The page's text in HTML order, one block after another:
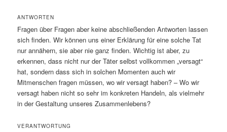
ANTWORTEN
Fragen über Fragen aber keine abschließenden Antworten lassen
sich finden. Wir können uns einer Erklärung für eine solche Tat
nur annähern, sie aber nie ganz finden. Wichtig ist aber, zu
erkennen, dass nicht nur der Täter selbst vollkommen „versagt“
hat, sondern dass sich in solchen Momenten auch wir
Mitmenschen fragen müssen, wo wir versagt haben? – Wo wir
versagt haben nicht so sehr im konkreten Handeln, als vielmehr
in der Gestaltung unseres Zusammenlebens?
VERANTWORTUNG